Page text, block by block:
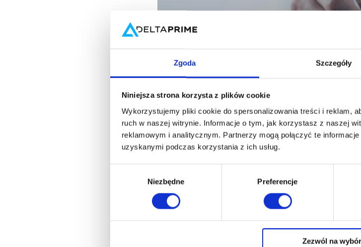
Zgoda Szczegóły
Niniejsza strona korzysta z plików cookie
Wykorzystujemy pliki cookie do spersonalizowania treści i reklam,
ruch w naszej witrynie. Informacje o tym, jak korzystasz z naszej
reklamowym i analitycznym. Partnerzy mogą połączyć te
uzyskanymi podczas korzystania z ich usług.
Niezbędne Preferencje
Zezwól na wybór
Co się dzieje kiedy
ochrony fizycznej „w dół”?